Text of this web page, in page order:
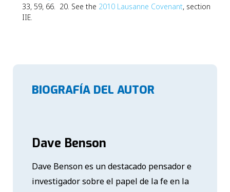
33, 59, 66. 20. See the 2010 Lausanne Covenant, section
IIE.
BIOGRAFÍA DEL AUTOR
Dave Benson
Dave Benson es un destacado pensador e
investigador sobre el papel de la fe en la